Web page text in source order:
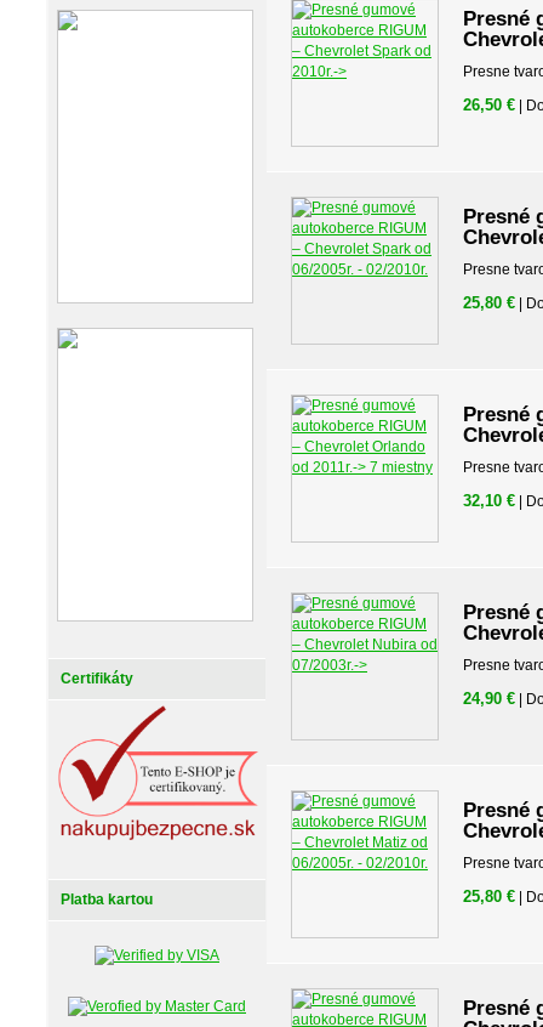
Certifikáty
Platba kartou
Presné
Presne
26,50 € |
Presné
Presne
25,80 € |
Presné
Presne
32,10 € |
Presné
Presne
24,90 € |
Presné
Presne
25,80 € |
Presné